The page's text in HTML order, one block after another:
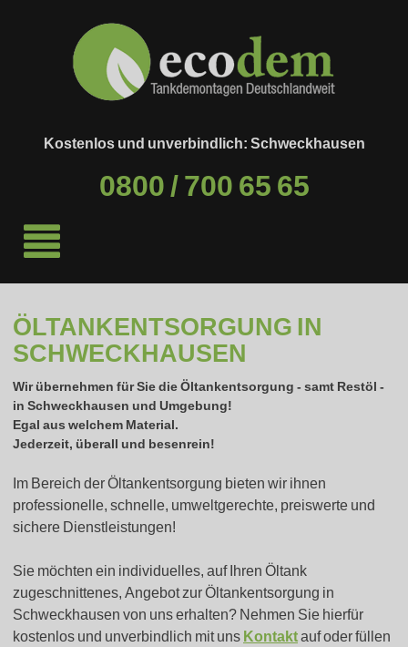
Kostenlos und unverbindlich: Schweckhausen
0800 / 700 65 65
ÖLTANKENTSORGUNG IN
SCHWECKHAUSEN
Wir übernehmen für Sie die Öltankentsorgung - samt Restöl -
in Schweckhausen und Umgebung!
Egal aus welchem Material.
Jederzeit, überall und besenrein!
Im Bereich der Öltankentsorgung bieten wir ihnen
professionelle, schnelle, umweltgerechte, preiswerte und
sichere Dienstleistungen!
Sie möchten ein individuelles, auf Ihren Öltank
zugeschnittenes, Angebot zur Öltankentsorgung in
Schweckhausen von uns erhalten? Nehmen Sie hierfür
kostenlos und unverbindlich mit uns Kontaktauf oder füllen